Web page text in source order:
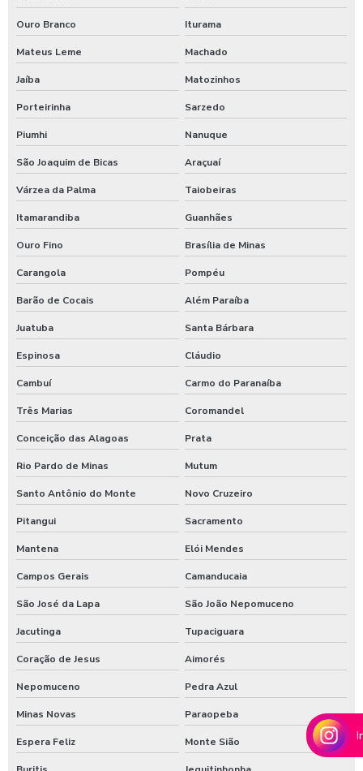
Produtos para lavagem de caminhões
Produtos para limpeza interna automotiva
Produtos para tratamento de agua
Shampoo carros com cera
Shampoo para lavagem de carros
Shampoo de lavar carros
Shampoozeira a ar
Shampoozeira automotiva
Shampoozeira automotiva manual
Shampoozeira automotiva pneumática
Shampoozeira automotiva profissional
Shampoozeira para lava rápido
Shampoozeira para lavar caminhão
Shampoozeira onde comprar
Shampoozeira pneumática
Shampoozeira profissional
Shampoozeira sao paulo
Shampoozeira em sp
Shampoozeira valor
Shampoozeira a venda
Ouro Branco Iturama
Mateus Leme Machado
Jaíba Matozinhos
Porteirinha Sarzedo
Piumhi Nanuque
São Joaquim de Bicas Araçuaí
Várzea da Palma Taiobeiras
Itamarandiba Guanhães
Ouro Fino Brasília de Minas
Carangola Pompéu
Barão de Cocais Além Paraíba
Juatuba Santa Bárbara
Espinosa Cláudio
Cambuí Carmo do Paranaíba
Três Marias Coromandel
Conceição das Alagoas Prata
Rio Pardo de Minas Mutum
Santo Antônio do Monte Novo Cruzeiro
Pitangui Sacramento
Mantena Elói Mendes
Campos Gerais Camanducaia
São José da Lapa São João Nepomuceno
Jacutinga Tupaciguara
Coração de Jesus Aimorés
Nepomuceno Pedra Azul
Minas Novas Paraopeba
Espera Feliz Monte Sião